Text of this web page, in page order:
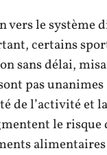
vers le système
certains
sans délai,
pas unanimes
de l’activité et la
le risque
alimentaires